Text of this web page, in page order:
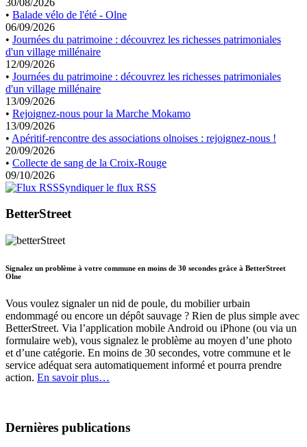
• Balade vélo de l'été - Olne
06/09/2026
• Journées du patrimoine : découvrez les richesses patrimoniales
d'un village millénaire
12/09/2026
• Journées du patrimoine : découvrez les richesses patrimoniales
d'un village millénaire
13/09/2026
• Rejoignez-nous pour la Marche Mokamo
13/09/2026
• Apéritif-rencontre des associations olnoises : rejoignez-nous !
20/09/2026
• Collecte de sang de la Croix-Rouge
09/10/2026
Syndiquer le flux RSS
BetterStreet
Signalez un problème à votre commune en moins de 30 secondes grâce à BetterStreet
Olne
Vous voulez signaler un nid de poule, du mobilier urbain
endommagé ou encore un dépôt sauvage ? Rien de plus simple avec
BetterStreet. Via l’application mobile Android ou iPhone (ou via un
formulaire web), vous signalez le problème au moyen d’une photo
et d’une catégorie. En moins de 30 secondes, votre commune et le
service adéquat sera automatiquement informé et pourra prendre
action. En savoir plus…
Dernières publications